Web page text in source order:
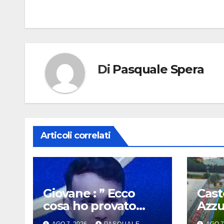
Di Pasquale Spera
Articoli correlati
Giovane : ” Ecco
cosa ho provato
quando il Napoli mi